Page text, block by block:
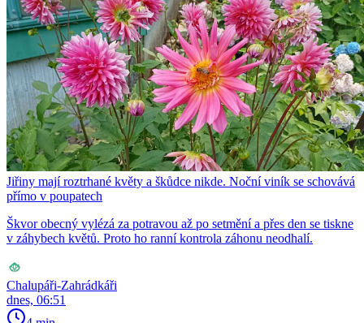
Jiřiny mají roztrhané květy a škůdce nikde. Noční viník se schovává
přímo v poupatech
Škvor obecný vylézá za potravou až po setmění a přes den se tiskne
v záhybech květů. Proto ho ranní kontrola záhonu neodhalí.
Chalupáři-Zahrádkáři
dnes, 06:51